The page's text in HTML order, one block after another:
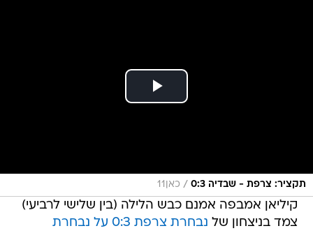
תקציר: צרפת - שבדיה 0:3 / כאן11
קיליאן אמבפה אמנם כבש הלילה (בין שלישי לרביעי)
צמד בניצחון של
נבחרת צרפת 0:3 על נבחרת